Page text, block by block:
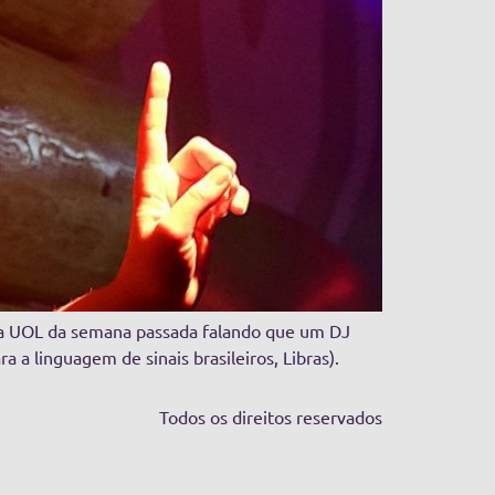
da semana passada falando que um DJ
a linguagem de sinais brasileiros, Libras).
Todos os direitos reservados